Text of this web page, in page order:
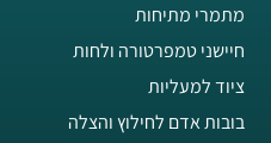
מתמרי מתיחות
חיישני טמפרטורה ולחות
ציוד למעליות
בובות אדם לחילוץ והצלה